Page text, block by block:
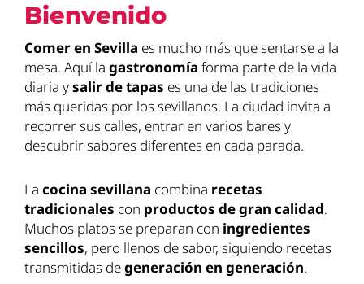
Bienvenido
Comer en Sevilla es mucho más que sentarse a la
mesa. Aquí la gastronomía forma parte de la vida
diaria ysalir de tapas es una de las tradiciones
más queridas por los sevillanos. La ciudad invita a
recorrer sus calles, entrar en varios bares y
descubrir sabores diferentes en cada parada.
La cocina sevillana combina recetas
tradicionales con productos de gran calidad.
Muchos platos se preparan con ingredientes
sencillos, pero llenos de sabor, siguiendo recetas
transmitidas degeneración en generación.